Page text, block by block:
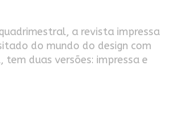
a revista impressa
do mundo do design com
duas versões: impressa e